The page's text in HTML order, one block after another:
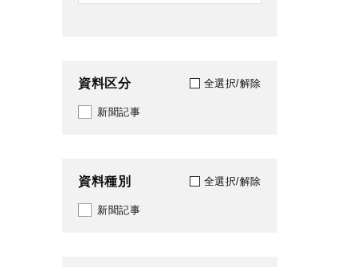
資料区分 全選択/解除
新聞記事
資料種別 全選択/解除
新聞記事